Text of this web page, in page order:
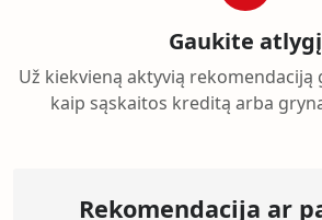
Gaukite atlygį
Už kiekvieną aktyvią rekomendaciją
kaip sąskaitos kreditą arba
Rekomendacija ar